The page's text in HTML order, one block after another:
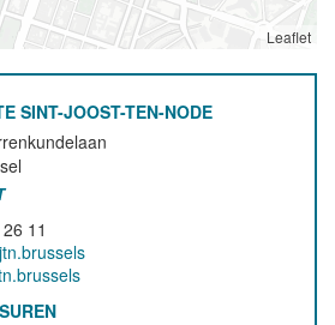
Leaflet
SINT-JOOST-TEN-NODE
11